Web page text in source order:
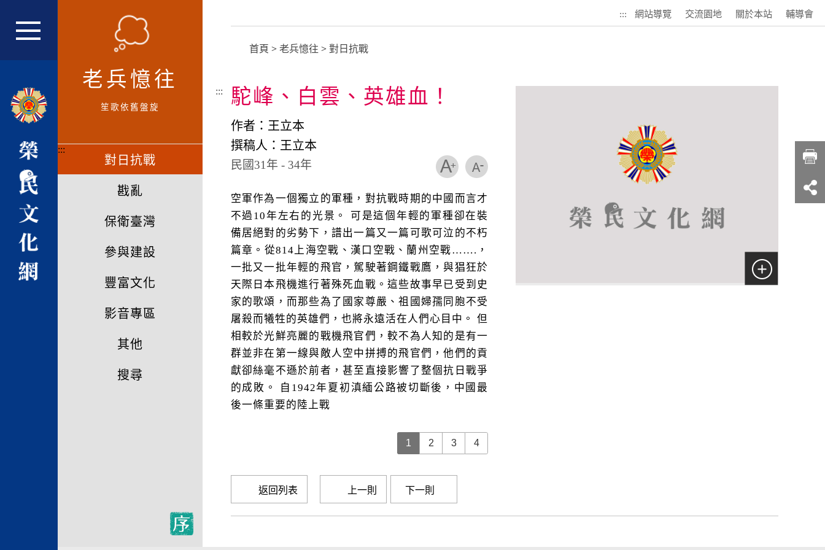
老兵憶往
笙歌依舊盤旋
:::
對日抗戰
戡亂
保衛臺灣
參與建設
豐富文化
影音專區
其他
搜尋
::: 網站導覽 交流園地 關於本站 輔導會
首頁 > 老兵憶往 > 對日抗戰
::: 駝峰、白雲、英雄血！
作者：王立本
撰稿人：王立本
民國31年 - 34年
空軍作為一個獨立的軍種，對抗戰時期的中國而言才
不過10年左右的光景。 可是這個年輕的軍種卻在裝
備居絕對的劣勢下，譜出一篇又一篇可歌可泣的不朽
篇章。從814上海空戰、漢口空戰、蘭州空戰…….，
一批又一批年輕的飛官，駕駛著鋼鐵戰鷹，與猖狂於
天際日本飛機進行著殊死血戰。這些故事早已受到史
家的歌頌，而那些為了國家尊嚴、祖國婦孺同胞不受
屠殺而犧牲的英雄們，也將永遠活在人們心目中。 但
相較於光鮮亮麗的戰機飛官們，較不為人知的是有一
群並非在第一線與敵人空中拼搏的飛官們，他們的貢
獻卻絲毫不遜於前者，甚至直接影響了整個抗日戰爭
的成敗。 自1942年夏初滇緬公路被切斷後，中國最
後一條重要的陸上戰
1 2 3 4
返回列表 上一則 下一則